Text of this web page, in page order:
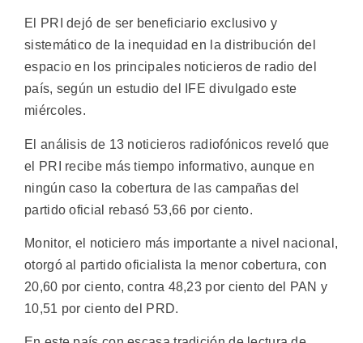
El PRI dejó de ser beneficiario exclusivo y
sistemático de la inequidad en la distribución del
espacio en los principales noticieros de radio del
país, según un estudio del IFE divulgado este
miércoles.
El análisis de 13 noticieros radiofónicos reveló que
el PRI recibe más tiempo informativo, aunque en
ningún caso la cobertura de las campañas del
partido oficial rebasó 53,66 por ciento.
Monitor, el noticiero más importante a nivel nacional,
otorgó al partido oficialista la menor cobertura, con
20,60 por ciento, contra 48,23 por ciento del PAN y
10,51 por ciento del PRD.